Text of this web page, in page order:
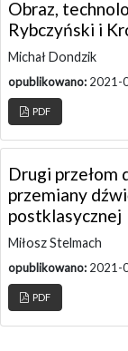
Obraz,
Rybczyński i
Michał Dondzik
opublikowano: 2021-
PDF
Drugi
przemiany
postklasycznej
Miłosz Stelmach
opublikowano: 2021-
PDF